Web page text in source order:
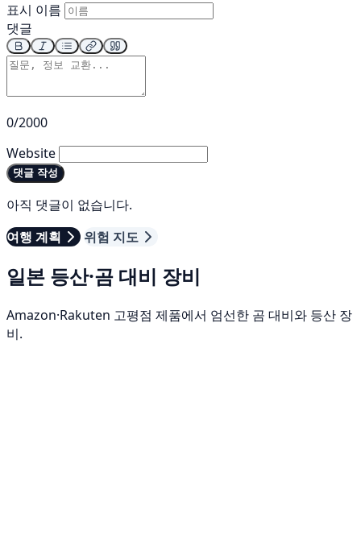
표시 이름
댓글
0/2000
Website
댓글 작성
아직 댓글이 없습니다.
여행 계획
위험 지도
일본 등산·곰 대비 장비
Amazon·Rakuten 고평점 제품에서 엄선한 곰 대비와 등산 장
비.